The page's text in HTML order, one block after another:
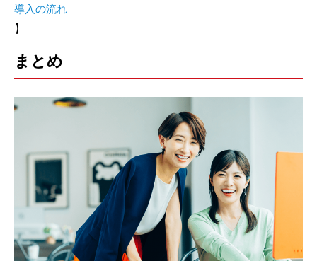
導入の流れ
】
まとめ